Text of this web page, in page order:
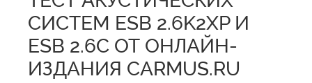
СИСТЕМ ESB 2.6K2XP И
ESB 2.6С ОТ ОНЛАЙН-
ИЗДАНИЯ CARMUS.RU